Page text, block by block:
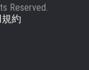
Reserved.
約